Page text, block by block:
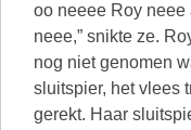
oo neeee Roy
neee,” snikte ze.
nog niet genomen
sluitspier, het vlees
gerekt. Haar